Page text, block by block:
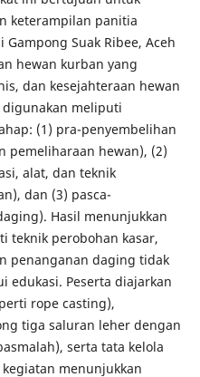
keterampilan panitia
Suak Ribee, Aceh
hewan kurban yang
dan kesejahteraan hewan
meliputi
(1) pra-penyembelihan
pemeliharaan hewan), (2)
alat, dan teknik
dan (3) pasca-
Hasil menunjukkan
teknik perobohan kasar,
penanganan daging tidak
edukasi. Peserta diajarkan
rope casting),
tiga saluran leher dengan
serta tata kelola
menunjukkan